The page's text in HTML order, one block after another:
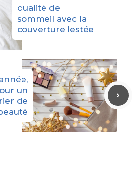
qualité de
sommeil avec la
couverture lestée
un
de